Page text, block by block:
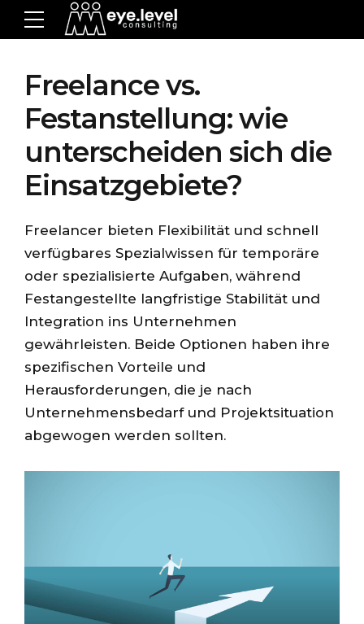
Freelance vs.
Festanstellung: wie
unterscheiden sich die
Einsatzgebiete?
Freelancer bieten Flexibilität und schnell
verfügbares Spezialwissen für temporäre
oder spezialisierte Aufgaben, während
Festangestellte langfristige Stabilität und
Integration ins Unternehmen
gewährleisten. Beide Optionen haben ihre
spezifischen Vorteile und
Herausforderungen, die je nach
Unternehmensbedarf und Projektsituation
abgewogen werden sollten.